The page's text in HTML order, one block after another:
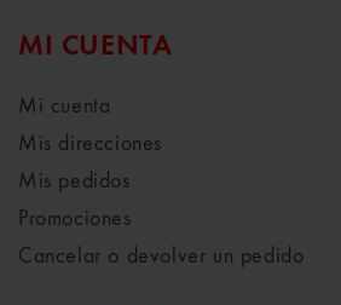
MI CUENTA
Mi cuenta
Mis direcciones
Mis pedidos
Promociones
Cancelar o devolver un pedido